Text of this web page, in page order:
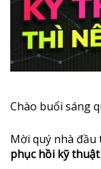
Chào buổi sáng
Mời quý nhà đầu
phục hồi kỹ